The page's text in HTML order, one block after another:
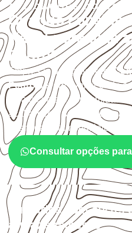
APLICAÇÕES DO
Quando
Naval para uma
Pedro?
Empresas que procuram
Pedro devem avaliar onde
será o contato com
acabamento serão
quantidade também
Consultar opções
Cuidados com corte,
armazenamento